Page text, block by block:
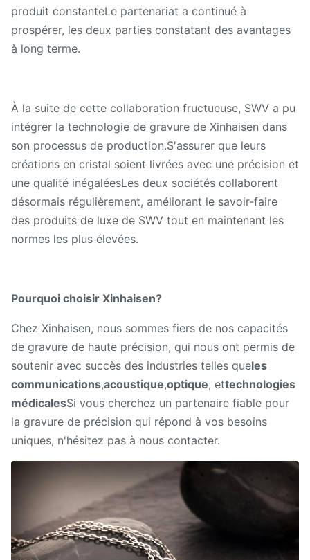
produit constanteLe partenariat a continué à
prospérer, les deux parties constatant des avantages
à long terme.
À la suite de cette collaboration fructueuse, SWV a pu
intégrer la technologie de gravure de Xinhaisen dans
son processus de production.S'assurer que leurs
créations en cristal soient livrées avec une précision et
une qualité inégaléesLes deux sociétés collaborent
désormais régulièrement, améliorant le savoir-faire
des produits de luxe de SWV tout en maintenant les
normes les plus élevées.
Pourquoi choisir Xinhaisen?
Chez Xinhaisen, nous sommes fiers de nos capacités
de gravure de haute précision, qui nous ont permis de
soutenir avec succès des industries telles queles
communications,acoustique,optique, ettechnologies
médicalesSi vous cherchez un partenaire fiable pour
la gravure de précision qui répond à vos besoins
uniques, n'hésitez pas à nous contacter.